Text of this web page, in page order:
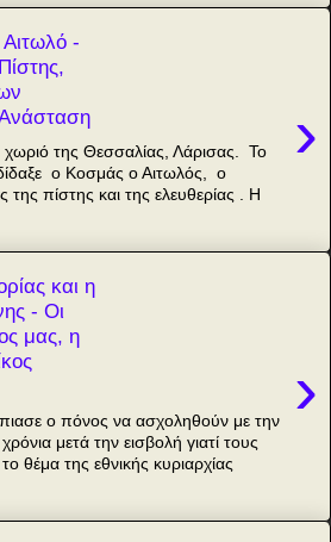
-
›
της Θεσσαλίας, Λάρισας. Το
ο Κοσμάς ο Αιτωλός, ο
της πίστης και της ελευθερίας . Η
και η
- Οι
μας, η
›
ο πόνος να ασχοληθούν με την
μετά την εισβολή γιατί τους
θέμα της εθνικής κυριαρχίας